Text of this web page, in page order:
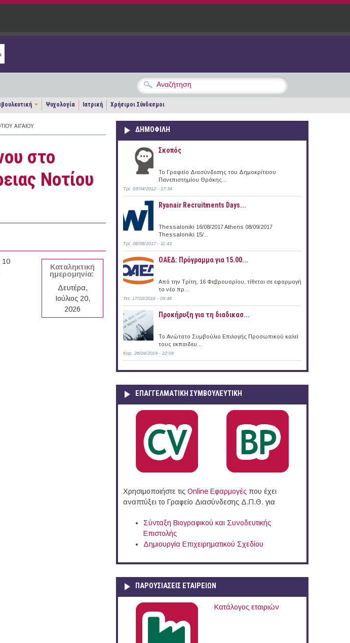
Ψυχολογία Ιατρική Χρήσιμοι Σύνδεσμοι
ΑΙΓΑΊΟΥ
στο
Νοτίου
Καταληκτική
ημερομηνία:
Δευτέρα,
Ιούλιος 20,
2026
10
ΔΗΜΟΦΙΛΗ
Σκοπός
Το Γραφείο Διασύνδεσης του Δημοκρίτειου
Πανεπιστημίου Θράκης...
Τρί, 03/04/2012 - 17:34
Ryanair Recruitments Days...
Thessaloniki 16/08/2017 Athens 08/09/2017
Thessaloniki 15/...
Τρί, 08/08/2017 - 11:43
ΟΑΕΔ: Πρόγραμμα για 15.00...
Από την Τρίτη, 16 Φεβρουαρίου, τίθεται σε εφαρμογή
το νέο πρ...
Τετ, 17/02/2016 - 09:48
Προκήρυξη για τη διαδικασ...
Το Ανώτατο Συμβούλιο Επιλογής Προσωπικού καλεί
τους εκπαιδευ...
Κυρ, 28/04/2019 - 22:09
ΕΠΑΓΓΕΛΜΑΤΙΚΉ ΣΥΜΒΟΥΛΕΥΤΙΚΉ
Χρησιμοποιήστε τις Online Eφαρμογές που έχει
αναπτύξει το Γραφείο Διασύνδεσης Δ.Π.Θ. για
Σύνταξη Βιογραφικού και Συνοδευτικής
Επιστολής
Δημιουργία Επιχειρηματικού Σχεδίου
ΠΑΡΟΥΣΙΆΣΕΙΣ ΕΤΑΙΡΕΙΏΝ
Κατάλογος εταιριών